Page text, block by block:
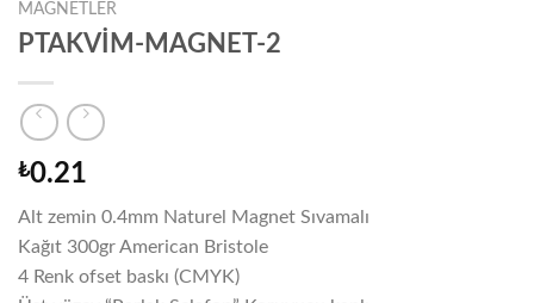
MAGNETLER
PTAKVİM-MAGNET-2
₺0.21
Alt zemin 0.4mm Naturel Magnet Sıvamalı
Kağıt 300gr American Bristole
4 Renk ofset baskı (CMYK)